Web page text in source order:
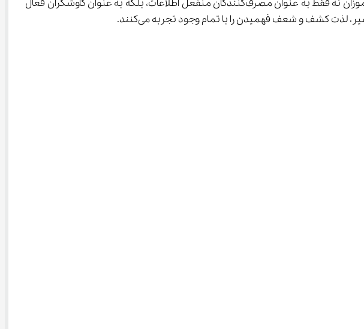
افق‌های تازه است و هر درس، سفری هیجان‌انگیز به سرزمین‌های ناشناخته. در این مدرسه مجازی، دانش‌آموزان نه فقط به عنوان مصرف‌کنندگان منفعل اطلاعات، بلکه به عنوان کاوشگران فعال